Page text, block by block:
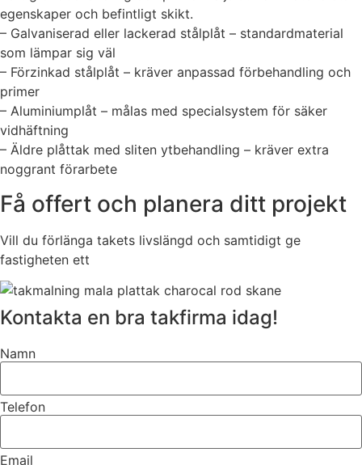
egenskaper och befintligt skikt.
– Galvaniserad eller lackerad stålplåt – standardmaterial
som lämpar sig väl
– Förzinkad stålplåt – kräver anpassad förbehandling och
primer
– Aluminiumplåt – målas med specialsystem för säker
vidhäftning
– Äldre plåttak med sliten ytbehandling – kräver extra
noggrant förarbete
Få offert och planera ditt projekt
Vill du förlänga takets livslängd och samtidigt ge
fastigheten ett
Kontakta en bra takfirma idag!
Namn
Telefon
Email